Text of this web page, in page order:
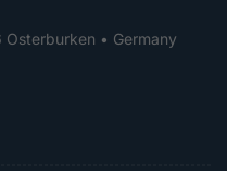
• Germany